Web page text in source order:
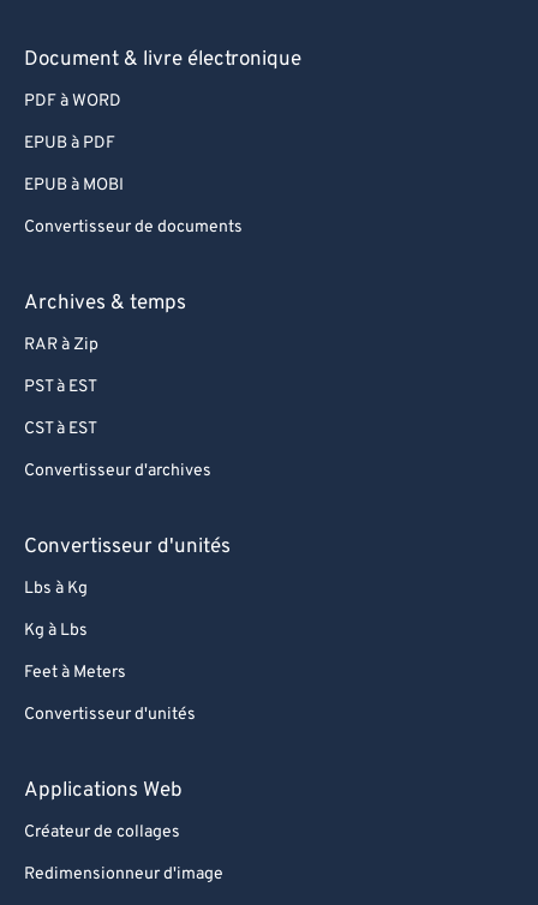
Document & livre électronique
PDF à WORD
EPUB à PDF
EPUB à MOBI
Convertisseur de documents
Archives & temps
RAR à Zip
PST à EST
CST à EST
Convertisseur d'archives
Convertisseur d'unités
Lbs à Kg
Kg à Lbs
Feet à Meters
Convertisseur d'unités
Applications Web
Créateur de collages
Redimensionneur d'image